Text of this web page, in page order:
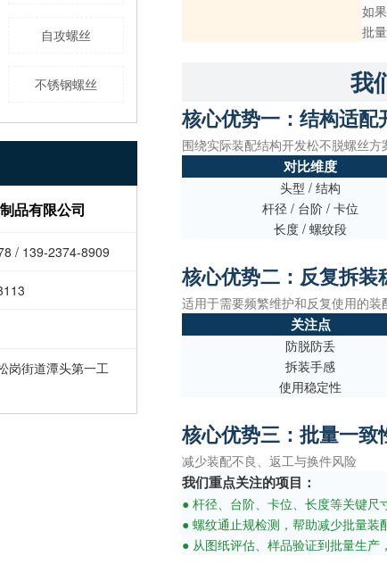
自攻螺丝
不锈钢螺丝
品有限公司
/ 139-2374-8909
岗街道潭头第一工
如
批
我
核心优势一：结构适配
围绕实际装配结构开发松不脱螺丝方
对比维度
头型 / 结构
杆径 / 台阶 / 卡位
长度 / 螺纹段
核心优势二：反复拆装
适用于需要频繁维护和反复使用的装
关注点
防脱防丢
拆装手感
使用稳定性
核心优势三：批量一致
减少装配不良、返工与换件风险
我们重点关注的项目：
● 杆径、台阶、卡位、长度等关键尺
● 螺纹通止规检测，帮助减少批量装
● 从图纸评估、样品验证到批量生产